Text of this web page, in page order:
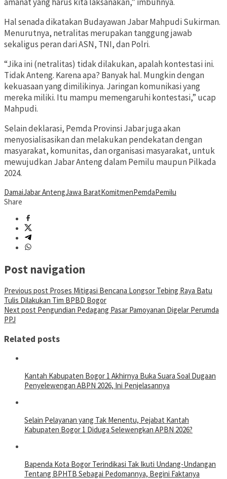
Hal senada dikatakan Budayawan Jabar Mahpudi Sukirman.
Menurutnya, netralitas merupakan tanggung jawab
sekaligus peran dari ASN, TNI, dan Polri.
“Jika ini (netralitas) tidak dilakukan, apalah kontestasi ini.
Tidak Anteng. Karena apa? Banyak hal. Mungkin dengan
kekuasaan yang dimilikinya. Jaringan komunikasi yang
mereka miliki. Itu mampu memengaruhi kontestasi,” ucap
Mahpudi.
Selain deklarasi, Pemda Provinsi Jabar juga akan
menyosialisasikan dan melakukan pendekatan dengan
masyarakat, komunitas, dan organisasi masyarakat, untuk
mewujudkan Jabar Anteng dalam Pemilu maupun Pilkada
2024.
DamaiJabar AntengJawa BaratKomitmenPemdaPemilu
Share
Post navigation
Previous post Proses Mitigasi Bencana Longsor Tebing Raya Batu
Tulis Dilakukan Tim BPBD Bogor
Next post Pengundian Pedagang Pasar Pamoyanan Digelar Perumda
PPJ
Related posts
Kantah Kabupaten Bogor 1 Akhirnya Buka Suara Soal Dugaan
Penyelewengan ABPN 2026, Ini Penjelasannya
Selain Pelayanan yang Tak Menentu, Pejabat Kantah
Kabupaten Bogor 1 Diduga Selewengkan APBN 2026?
Bapenda Kota Bogor Terindikasi Tak Ikuti Undang-Undangan
Tentang BPHTB Sebagai Pedomannya, Begini Faktanya